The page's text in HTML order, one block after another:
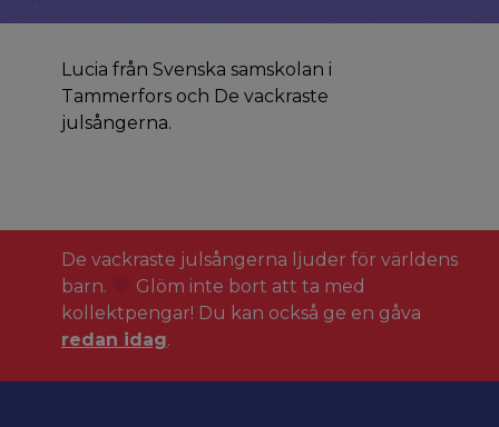
Lucia från Svenska samskolan i
Tammerfors och De vackraste
julsångerna.
De vackraste julsångerna ljuder för världens
barn.
Glöm inte bort att ta med
kollektpengar! Du kan också ge en gåva
redan idag.